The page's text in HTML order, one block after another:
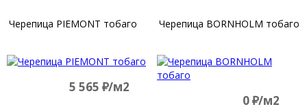
Черепица PIEMONT тобаго
5 565 д/м2
Черепица BORNHOLM тобаго
0 д/м2